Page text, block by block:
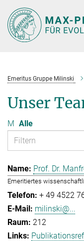
Hauptinhalt
Emeritus Gruppe Milinski
Unser
M Alle
Prof. Dr.
Emeritiertes
+ 49 4522
milinski@...
212